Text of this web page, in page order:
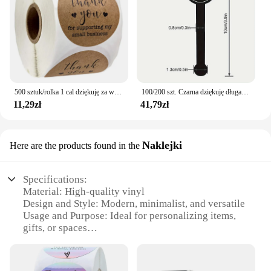
make them a reliable choice for any office
environment. They are perfect for vendors,
suppliers, and anyone looking to show appreciation
in a professional manner. The inclusion of all
necessary components for installation means that
you can start using them right away, making them a
hassle-free addition to your office supplies.
11,29zł
100/200 szt. Czarna dziękuję długa naklejka uszczelniająca naklejka na butelkę budyń, naklejka na etykietę na pudełko do pieczenia, pieczenie, produkty rękodzielnicze
41,79zł
Here are the products found in the Naklejki
Specifications:
Material: High-quality vinyl
Design and Style: Modern, minimalist, and versatile
Usage and Purpose: Ideal for personalizing items,
gifts, or spaces
easy to apply
Shape or Size: Available in various sizes to suit